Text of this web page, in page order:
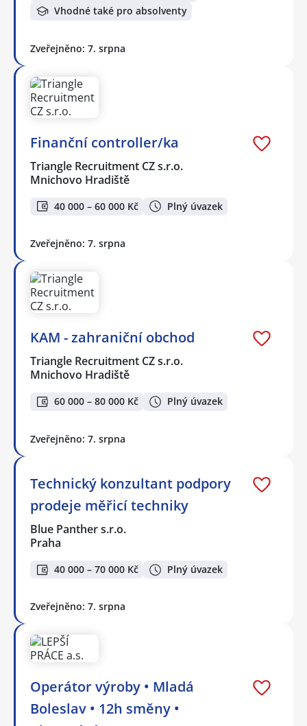
Vhodné také pro absolventy
Zveřejněno: 7. srpna
Finanční controller/ka
Triangle Recruitment CZ s.r.o.
Mnichovo Hradiště
40 000 – 60 000 Kč Plný úvazek
Zveřejněno: 7. srpna
KAM - zahraniční obchod
Triangle Recruitment CZ s.r.o.
Mnichovo Hradiště
60 000 – 80 000 Kč Plný úvazek
Zveřejněno: 7. srpna
Technický konzultant podpory
prodeje měřicí techniky
Blue Panther s.r.o.
Praha
40 000 – 70 000 Kč Plný úvazek
Zveřejněno: 7. srpna
Operátor výroby • Mladá
Boleslav • 12h směny •